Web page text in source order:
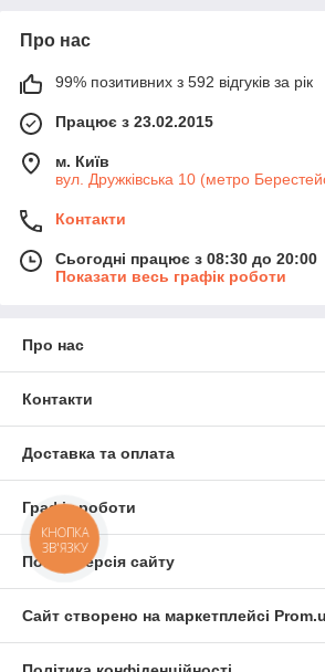
Про нас
99% позитивних з 592 відгуків за рік
Працює з 23.02.2015
м. Київ
вул. Дружківська 10 (метро
Контакти
Сьогодні працює з 08:30 до 20:00
Показати весь графік роботи
Про нас
Контакти
Доставка та оплата
Графік роботи
Повна версія сайту
Сайт створено на маркетплейсі
КНОПКА
ЗВ'ЯЗКУ